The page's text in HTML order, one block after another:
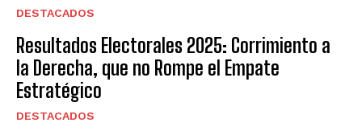
DESTACADOS
Resultados Electorales 2025: Corrimiento a
la Derecha, que no Rompe el Empate
Estratégico
DESTACADOS